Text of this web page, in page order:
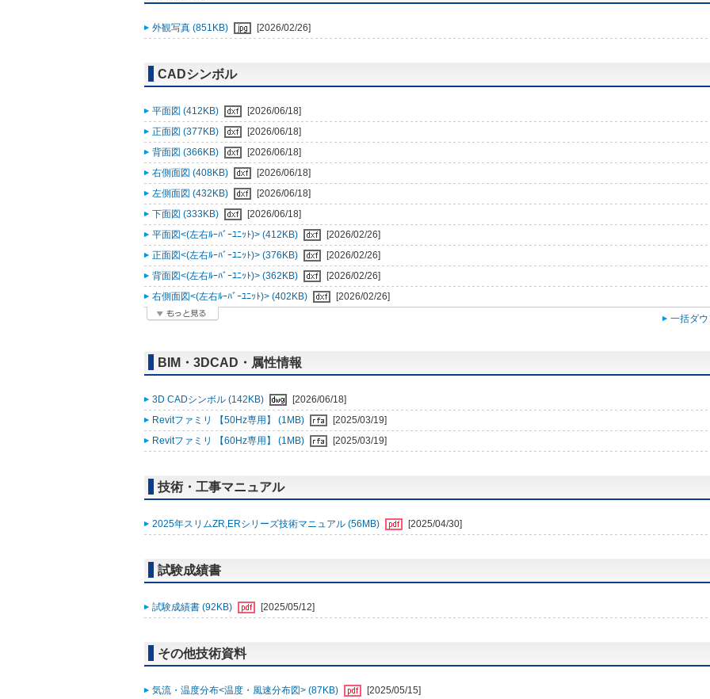
外観写真 (851KB) [2026/02/26]
CADシンボル
平面図 (412KB)
[2026/06/18]
正面図 (377KB)
[2026/06/18]
背面図 (366KB)
[2026/06/18]
右側面図 (408KB)
[2026/06/18]
左側面図 (432KB)
[2026/06/18]
下面図 (333KB)
[2026/06/18]
平面図<(左右ﾙｰﾊﾞｰﾕﾆｯﾄ)> (412KB)
[2026/02/26]
正面図<(左右ﾙｰﾊﾞｰﾕﾆｯﾄ)> (376KB)
[2026/02/26]
背面図<(左右ﾙｰﾊﾞｰﾕﾆｯﾄ)> (362KB)
[2026/02/26]
右側面図<(左右ﾙｰﾊﾞｰﾕﾆｯﾄ)> (402KB)
[2026/02/26]
一括ダ
BIM・3DCAD・属性情報
3D CADシンボル (142KB)
[2026/06/18]
Revitファミリ 【50Hz専用】 (1MB)
[2025/03/19]
Revitファミリ 【60Hz専用】 (1MB)
[2025/03/19]
技術・工事マニュアル
2025年スリムZR,ERシリーズ技術マニュアル (56MB) [2025/04/30]
試験成績書
試験成績書 (92KB) [2025/05/12]
その他技術資料
気流・温度分布<温度・風速分布図> (87KB) [2025/05/15]